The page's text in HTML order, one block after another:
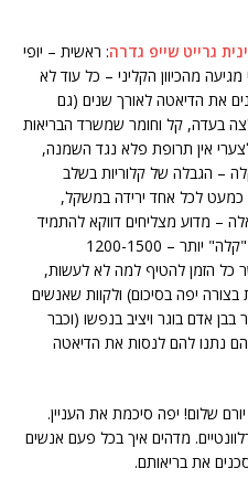
גרייט שייפ גדרה: ראשית – יופי
מהכיוון הקליני – כל עוד לא
את הדיאטה לאורך שנים (גם
בעדה, קל וחומר שמשרד הבריאות
אין תרופת פלא נגד השמנה,
– הגבלה של קלוריות בשלב
קק"ל) תבטיח כמעט לכל אחד ירידה במשקל,
– מדוע מצליחים דווקא להתמיד
בדיאטה דלת קלוריות כזו ולא באחרת ("קלה" יותר – 1200-1500
כל הזמן להטיף למה לא לעשות,
יפה בסיכום) ולקוות שאנשים
בבן אדם בוגר ויציב בנפשו (וכבר
נתנו להם לנסות את הדיאטה
שלום! יפה סיכמת את העניין.
מדהים איך בכל פעם אנשים
את בריאותם.